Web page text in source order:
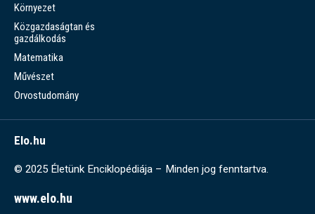
Környezet
Közgazdaságtan és
gazdálkodás
Matematika
Művészet
Orvostudomány
Elo.hu
© 2025 Életünk Enciklopédiája – Minden jog fenntartva.
www.elo.hu